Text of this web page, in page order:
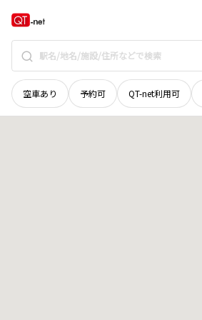
空車あり 予約可 QT-net利用可
北海道